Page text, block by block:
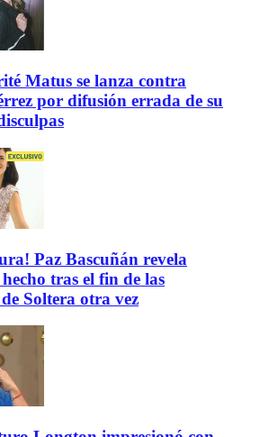
Matus se lanza contra
por difusión errada de su
Paz Bascuñán revela
tras el fin de las
Soltera otra vez